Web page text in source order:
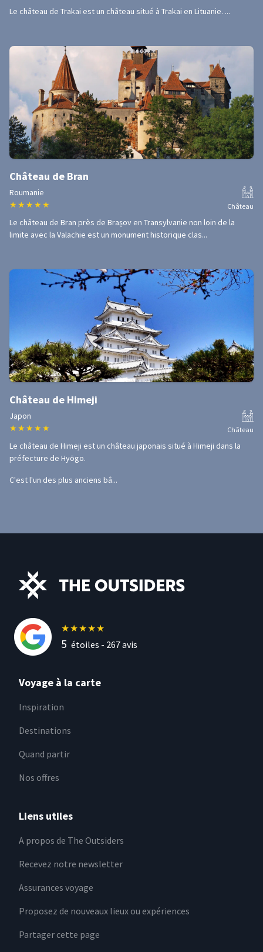
Le château de Trakai est un château situé à Trakai en Lituanie. ...
Château de Bran
Roumanie
★ ★ ★ ★ ★ Château
Le château de Bran près de Brașov en Transylvanie non loin de la
limite avec la Valachie est un monument historique clas...
Château de Himeji
Japon
★ ★ ★ ★ ★ Château
Le château de Himeji est un château japonais situé à Himeji dans la
préfecture de Hyōgo.
C'est l'un des plus anciens bâ...
★★★★★
5 étoiles - 267avis
Voyage à la carte
Inspiration
Destinations
Quand partir
Nos offres
Liens utiles
A propos de The Outsiders
Recevez notre newsletter
Assurances voyage
Proposez de nouveaux lieux ou expériences
Partager cette page